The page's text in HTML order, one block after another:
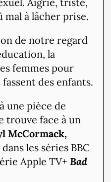
mal à lâcher prise.
de notre regard
la
femmes pour
des enfants.
une pièce de
trouve face à un
McCormack,
les séries BBC
Apple TV+ Bad